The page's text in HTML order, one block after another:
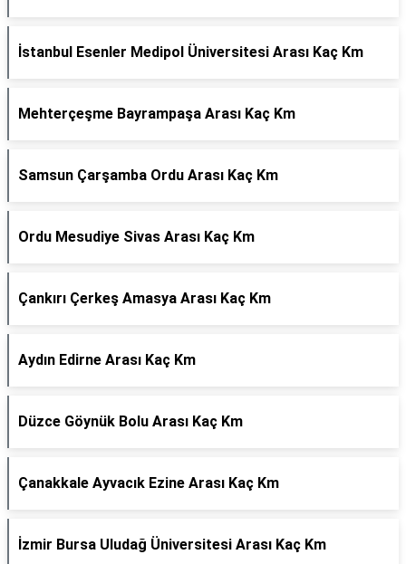
İstanbul Esenler Medipol Üniversitesi Arası Kaç Km
Mehterçeşme Bayrampaşa Arası Kaç Km
Samsun Çarşamba Ordu Arası Kaç Km
Ordu Mesudiye Sivas Arası Kaç Km
Çankırı Çerkeş Amasya Arası Kaç Km
Aydın Edirne Arası Kaç Km
Düzce Göynük Bolu Arası Kaç Km
Çanakkale Ayvacık Ezine Arası Kaç Km
İzmir Bursa Uludağ Üniversitesi Arası Kaç Km